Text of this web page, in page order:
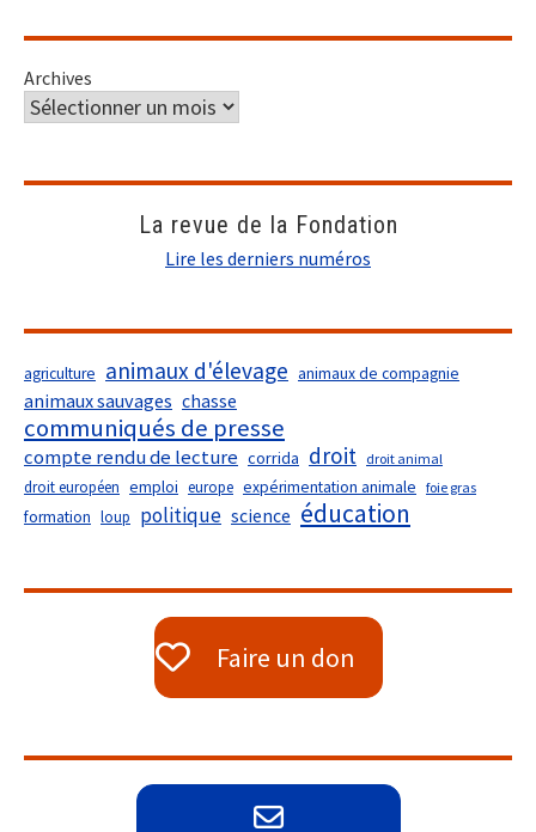
Archives
La revue de la Fondation
Lire les derniers numéros
agriculture animaux d'élevage animaux de compagnie
animaux sauvages chasse
communiqués de presse
compte rendu de lecture corrida droit droit animal
droit européen emploi europe expérimentation animale foie gras
formation loup politique science éducation
Faire un don